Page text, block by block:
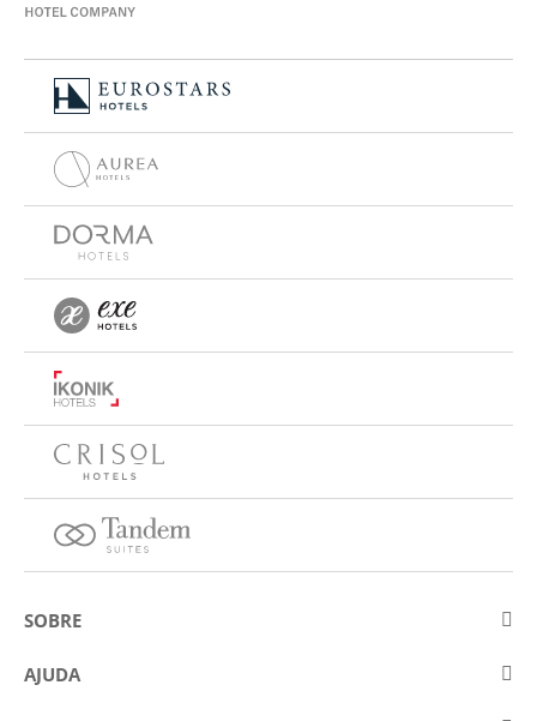
SOBRE
Sobre a Eurostars Hotel Company
AJUDA